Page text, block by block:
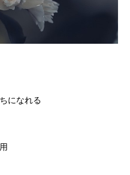
になれる